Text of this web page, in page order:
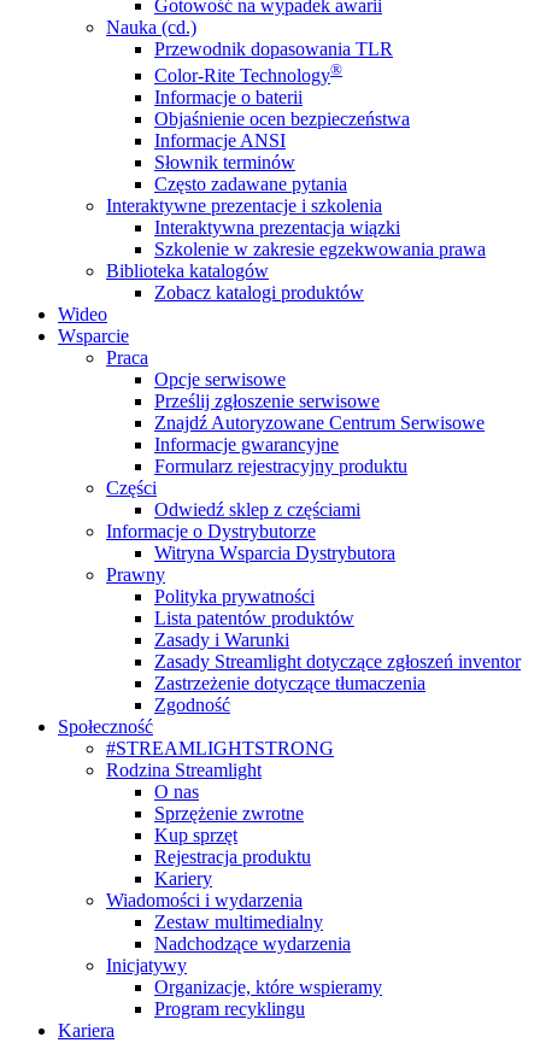
Gotowość na wypadek awarii
Nauka (cd.)
Przewodnik dopasowania TLR
Color-Rite Technology®
Informacje o baterii
Objaśnienie ocen bezpieczeństwa
Informacje ANSI
Słownik terminów
Często zadawane pytania
Interaktywne prezentacje i szkolenia
Interaktywna prezentacja wiązki
Szkolenie w zakresie egzekwowania prawa
Biblioteka katalogów
Zobacz katalogi produktów
Wideo
Wsparcie
Praca
Opcje serwisowe
Prześlij zgłoszenie serwisowe
Znajdź Autoryzowane Centrum Serwisowe
Informacje gwarancyjne
Formularz rejestracyjny produktu
Części
Odwiedź sklep z częściami
Informacje o Dystrybutorze
Witryna Wsparcia Dystrybutora
Prawny
Polityka prywatności
Lista patentów produktów
Zasady i Warunki
Zasady Streamlight dotyczące zgłoszeń inventor
Zastrzeżenie dotyczące tłumaczenia
Zgodność
Społeczność
#STREAMLIGHTSTRONG
Rodzina Streamlight
O nas
Sprzężenie zwrotne
Kup sprzęt
Rejestracja produktu
Kariery
Wiadomości i wydarzenia
Zestaw multimedialny
Nadchodzące wydarzenia
Inicjatywy
Organizacje, które wspieramy
Program recyklingu
Kariera